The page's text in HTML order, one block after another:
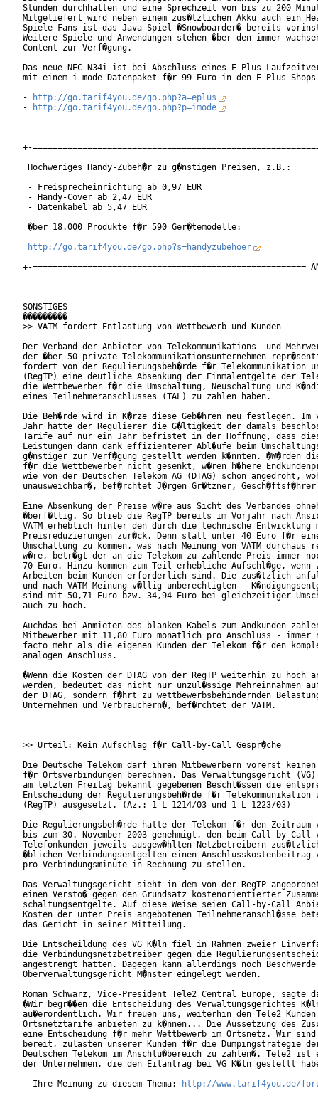
Stunden durchhalten und eine Sprechzeit von bis zu 200
Mitgeliefert wird neben einem zus�tzlichen Akku auch ein
Spiele-Fans ist das Java-Spiel �Snowboarder� bereits
Weitere Spiele und Anwendungen stehen �ber den immer
Content zur Verf�gung.
Das neue NEC N34i ist bei Abschluss eines E-Plus
mit einem i-mode Datenpaket f�r 99 Euro in den E-Plus
-
http://go.tarif4you.de/go.php?a=eplus
-
http://go.tarif4you.de/go.php?p=imode
+-
Hochweriges Handy-Zubeh�r zu g�nstigen Preisen, z.B.:
- Freisprecheinrichtung ab 0,97 EUR
- Handy-Cover ab 2,47 EUR
- Datenkabel ab 5,47 EUR
�ber 18.000 Produkte f�r 590 Ger�temodelle:
http://go.tarif4you.de/go.php?s=handyzubehoer
+-=======================================================
SONSTIGES
���������
>> VATM fordert Entlastung von Wettbewerb und Kunden
Der Verband der Anbieter von Telekommunikations- und
der �ber 50 private Telekommunikationsunternehmen
fordert von der Regulierungsbeh�rde f�r Telekommunikation
(RegTP) eine deutliche Absenkung der Einmalentgelte der
die Wettbewerber f�r die Umschaltung, Neuschaltung und
eines Teilnehmeranschlusses (TAL) zu zahlen haben.
Die Beh�rde wird in K�rze diese Geb�hren neu festlegen. Im
Jahr hatte der Regulierer die G�ltigkeit der damals
Tarife auf nur ein Jahr befristet in der Hoffnung, dass
Leistungen dann dank effizienterer Abl�ufe beim
g�nstiger zur Verf�gung gestellt werden k�nnten. �W�rden
f�r die Wettbewerber nicht gesenkt, w�ren h�here
wie von der Deutschen Telekom AG (DTAG) schon angedroht,
unausweichbar�, bef�rchtet J�rgen Gr�tzner, Gesch�ftsf�hrer
Eine Absenkung der Preise w�re aus Sicht des Verbandes
�berf�llig. So blieb die RegTP bereits im Vorjahr nach
VATM erheblich hinter den durch die technische Entwicklung
Preisreduzierungen zur�ck. Denn statt unter 40 Euro f�r
Umschaltung zu kommen, was nach Meinung von VATM
w�re, betr�gt der an die Telekom zu zahlende Preis immer
70 Euro. Hinzu kommen zum Teil erhebliche Aufschl�ge, wenn
Arbeiten beim Kunden erforderlich sind. Die zus�tzlich
und nach VATM-Meinung v�llig unberechtigten -
sind mit 50,71 Euro bzw. 34,94 Euro bei gleichzeitiger
auch zu hoch.
Auchdas bei Anmieten des blanken Kabels zum Andkunden
Mitbewerber mit 11,80 Euro monatlich pro Anschluss - immer
facto mehr als die eigenen Kunden der Telekom f�r den
analogen Anschluss.
�Wenn die Kosten der DTAG von der RegTP weiterhin zu hoch
werden, bedeutet das nicht nur unzul�ssige Mehreinnahmen
der DTAG, sondern f�hrt zu wettbewerbsbehindernden
Unternehmen und Verbrauchern�, bef�rchtet der VATM.
>> Urteil: Kein Aufschlag f�r Call-by-Call Gespr�che
Die Deutsche Telekom darf ihren Mitbewerbern vorerst
f�r Ortsverbindungen berechnen. Das Verwaltungsgericht
am letzten Freitag bekannt gegebenen Beschl�ssen die
Entscheidung der Regulierungsbeh�rde f�r Telekommunikation
(RegTP) ausgesetzt. (Az.: 1 L 1214/03 und 1 L 1223/03)
Die Regulierungsbeh�rde hatte der Telekom f�r den
bis zum 30. November 2003 genehmigt, den beim Call-by-Call
Telefonkunden jeweils ausgew�hlten Netzbetreibern
�blichen Verbindungsentgelten einen Anschlusskostenbeitrag
pro Verbindungsminute in Rechnung zu stellen.
Das Verwaltungsgericht sieht in dem von der RegTP
einen Versto� gegen den Grundsatz kostenorientierter
schaltungsentgelte. Auf diese Weise seien Call-by-Call
Kosten der unter Preis angebotenen Teilnehmeranschl�sse
das Gericht in seiner Mitteilung.
Die Entscheildung des VG K�ln fiel in Rahmen zweier
die Verbindungsnetzbetreiber gegen die
angestrengt hatten. Dagegen kann allerdings noch Beschwerde
Oberverwaltungsgericht M�nster eingelegt werden.
Roman Schwarz, Vice-President Tele2 Central Europe, sagte
�Wir begr��en die Entscheidung des Verwaltungsgerichtes
au�erordentlich. Wir freuen uns, weiterhin den Tele2
Ortsnetztarife anbieten zu k�nnen... Die Aussetzung des
eine Entscheidung f�r mehr Wettbewerb im Ortsnetz. Wir
bereit, zulasten unserer Kunden f�r die Dumpingstrategie
Deutschen Telekom im Anschlu�bereich zu zahlen�. Tele2 ist
der Unternehmen, die den Eilantrag bei VG K�ln gestellt
- Ihre Meinung zu diesem Thema:
http://www.tarif4you.de/